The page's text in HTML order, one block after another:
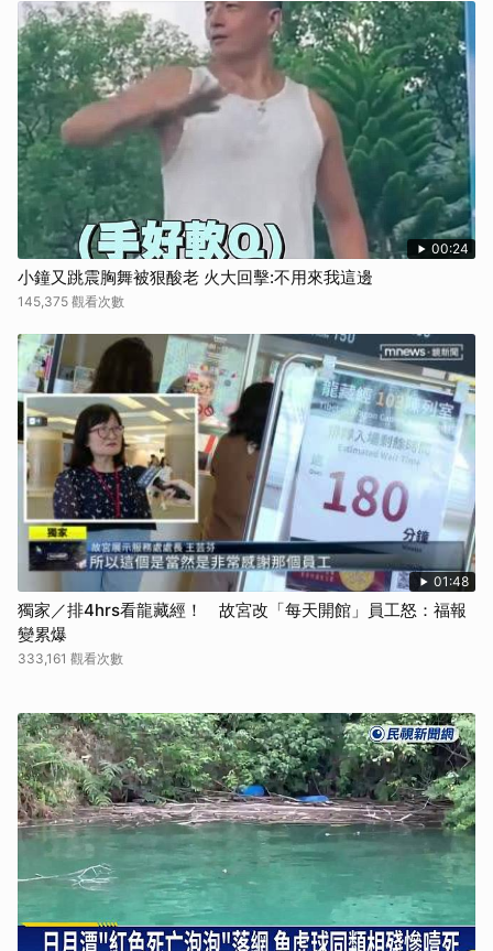
00:24
小鐘又跳震胸舞被狠酸老 火大回擊:不用來我這邊
145,375 觀看次數
01:48
獨家／排4hrs看龍藏經！ 故宮改「每天開館」員工怒：福報
變累爆
333,161 觀看次數